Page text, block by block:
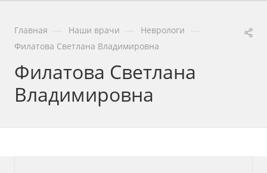
Главная Наши врачи Неврологи
Филатова Светлана Владимировна
Филатова Светлана
Владимировна